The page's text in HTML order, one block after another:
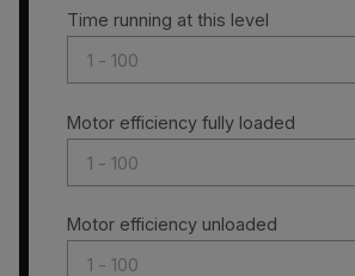
Time running at this level
Motor efficiency fully loaded
Motor efficiency unloaded